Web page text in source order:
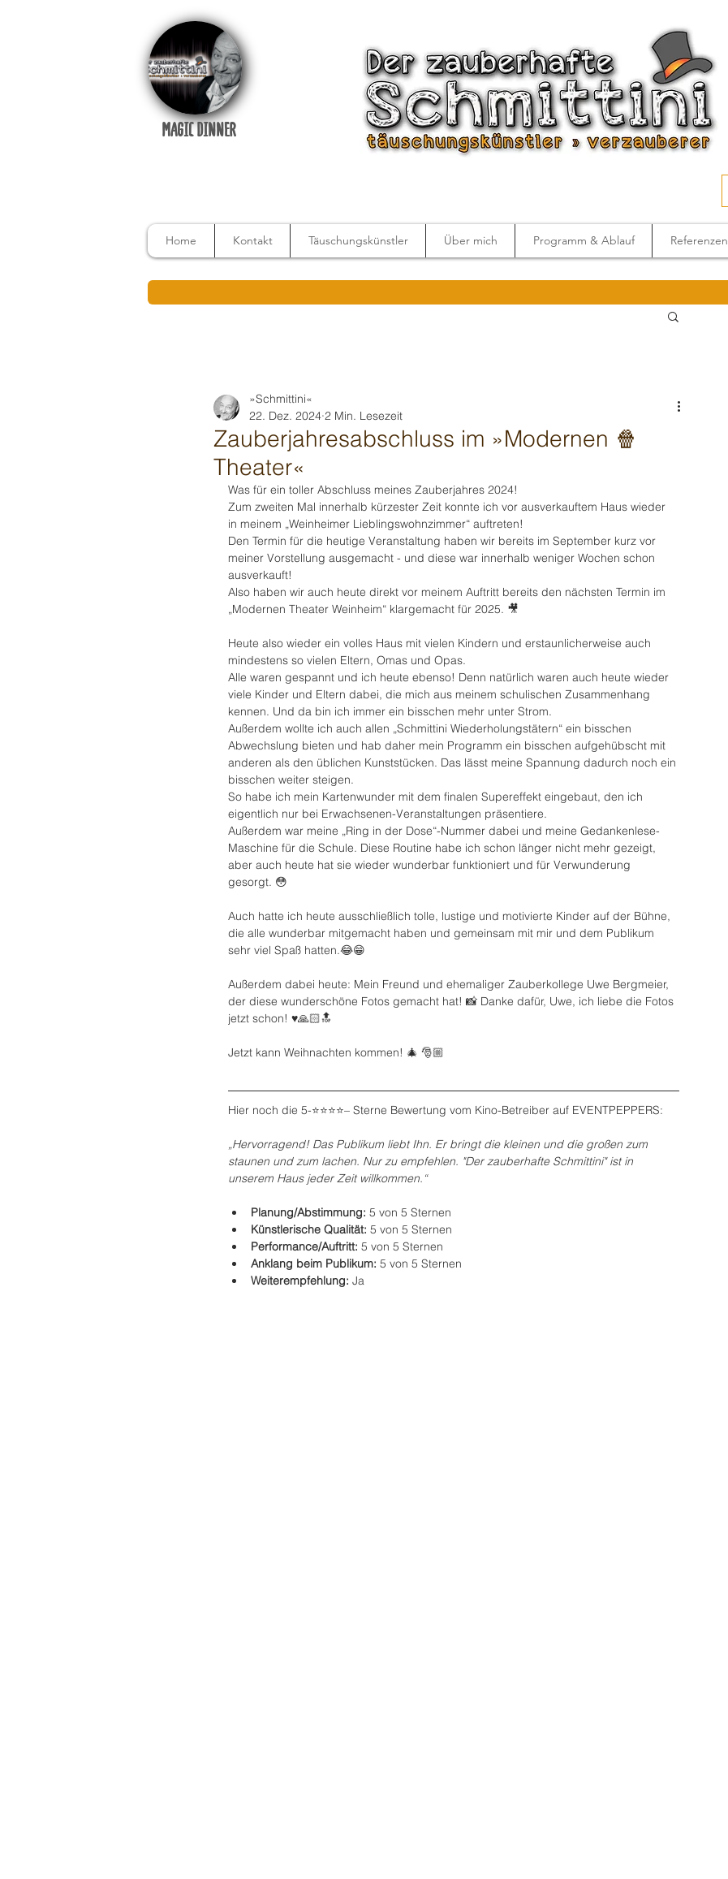
MAGIC DINNER
Home Kontakt Täuschungskünstler Über mich Programm & Ablauf Referenzen
Zauberjahresabschluss im »Modernen 🍿
Theater«
»Schmittini«
22. Dez. 2024 2 Min. Lesezeit
Was für ein toller Abschluss meines Zauberjahres 2024!
Zum zweiten Mal innerhalb kürzester Zeit konnte ich vor ausverkauftem Haus wieder
in meinem „Weinheimer Lieblingswohnzimmer“ auftreten!
Den Termin für die heutige Veranstaltung haben wir bereits im September kurz vor
meiner Vorstellung ausgemacht - und diese war innerhalb weniger Wochen schon
ausverkauft!
Also haben wir auch heute direkt vor meinem Auftritt bereits den nächsten Termin im
„Modernen Theater Weinheim“ klargemacht für 2025. 🎥
Heute also wieder ein volles Haus mit vielen Kindern und erstaunlicherweise auch
mindestens so vielen Eltern, Omas und Opas.
Alle waren gespannt und ich heute ebenso! Denn natürlich waren auch heute wieder
viele Kinder und Eltern dabei, die mich aus meinem schulischen Zusammenhang
kennen. Und da bin ich immer ein bisschen mehr unter Strom.
Außerdem wollte ich auch allen „Schmittini Wiederholungstätern“ ein bisschen
Abwechslung bieten und hab daher mein Programm ein bisschen aufgehübscht mit
anderen als den üblichen Kunststücken. Das lässt meine Spannung dadurch noch ein
bisschen weiter steigen.
So habe ich mein Kartenwunder mit dem finalen Supereffekt eingebaut, den ich
eigentlich nur bei Erwachsenen-Veranstaltungen präsentiere.
Außerdem war meine „Ring in der Dose“-Nummer dabei und meine Gedankenlese-
Maschine für die Schule. Diese Routine habe ich schon länger nicht mehr gezeigt,
aber auch heute hat sie wieder wunderbar funktioniert und für Verwunderung
gesorgt. 😳
Auch hatte ich heute ausschließlich tolle, lustige und motivierte Kinder auf der Bühne,
die alle wunderbar mitgemacht haben und gemeinsam mit mir und dem Publikum
sehr viel Spaß hatten.😂😁
Außerdem dabei heute: Mein Freund und ehemaliger Zauberkollege Uwe Bergmeier,
der diese wunderschöne Fotos gemacht hat! 📸 Danke dafür, Uwe, ich liebe die Fotos
jetzt schon! ♥️🙏🏻🔝
Jetzt kann Weihnachten kommen! 🎄 🎅🏼
Hier noch die 5-⭐️⭐️⭐️⭐️– Sterne Bewertung vom Kino-Betreiber auf EVENTPEPPERS:
„Hervorragend! Das Publikum liebt Ihn. Er bringt die kleinen und die großen zum
staunen und zum lachen. Nur zu empfehlen. "Der zauberhafte Schmittini" ist in
unserem Haus jeder Zeit willkommen.“
Planung/Abstimmung: 5 von 5 Sternen
Künstlerische Qualität: 5 von 5 Sternen
Performance/Auftritt: 5 von 5 Sternen
Anklang beim Publikum: 5 von 5 Sternen
Weiterempfehlung: Ja